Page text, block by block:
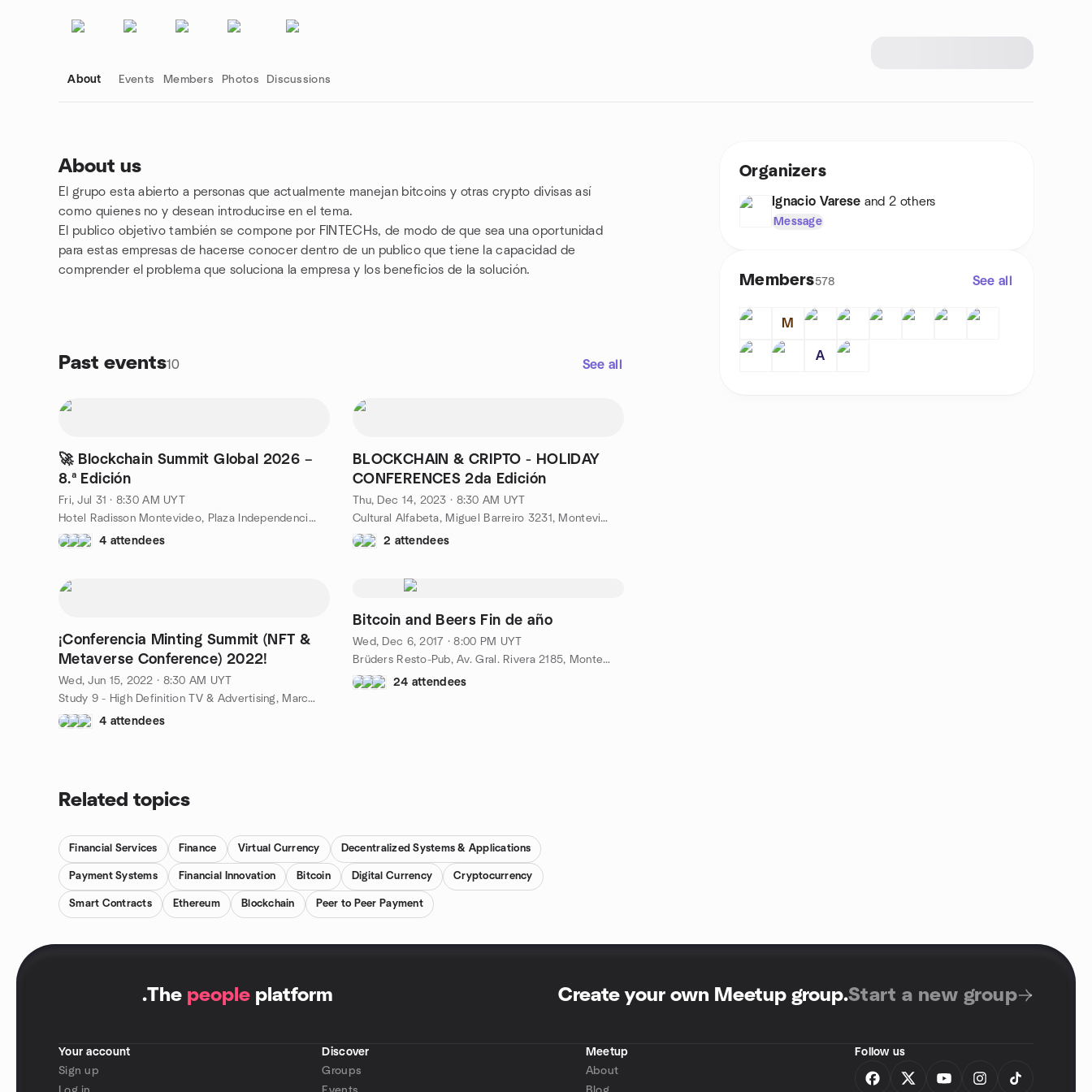
About Events Members Photos Discussions
About us
El grupo esta abierto a personas que actualmente manejan bitcoins y otras crypto divisas así
como quienes no y desean introducirse en el tema.
El publico objetivo también se compone por FINTECHs, de modo de que sea una oportunidad
para estas empresas de hacerse conocer dentro de un publico que tiene la capacidad de
comprender el problema que soluciona la empresa y los beneficios de la solución.
Past events10 See all
🚀 Blockchain Summit Global 2026 –
8.ª Edición
Fri, Jul 31 · 8:30 AM UYT
Hotel Radisson Montevideo, Plaza Independencia 759, Montevideo, UY
4 attendees
BLOCKCHAIN & CRIPTO - HOLIDAY
CONFERENCES 2da Edición
Thu, Dec 14, 2023 · 8:30 AM UYT
Cultural Alfabeta, Miguel Barreiro 3231, Montevideo, De, UY
2 attendees
¡Conferencia Minting Summit (NFT &
Metaverse Conference) 2022!
Wed, Jun 15, 2022 · 8:30 AM UYT
Study 9 - High Definition TV & Advertising, Marcelino Sosa 2125, Montevideo, De, UY
4 attendees
Bitcoin and Beers Fin de año
Wed, Dec 6, 2017 · 8:00 PM UYT
Brüders Resto-Pub, Av. Gral. Rivera 2185, Montevideo, UY
24 attendees
Group links
Related topics
Financial Services Finance Virtual Currency Decentralized Systems & Applications
Payment Systems Financial Innovation Bitcoin Digital Currency Cryptocurrency
Smart Contracts Ethereum Blockchain Peer to Peer Payment
Organizers
Ignacio Varese and 2 others
Message
Members578 See all
M
A
.The people platform Create your own Meetup group.Start a new group
Your account
Sign up
Discover
Groups
Meetup
About
Follow us